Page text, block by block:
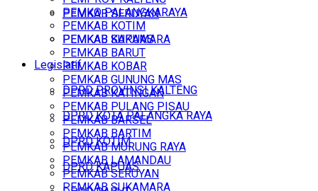
PEMKAB SERUYAN
PEMKAB SUKAMARA
Legislatif
DPRD PROVINSI KALTENG
DPRD KOTA PALANGKA RAYA
DPRD KOTIM
DPRD KAPUAS
PEMKO PALANGKARAYA
PEMKAB KOTIM
PEMKAB KAPUAS
PEMKAB BARUT
PEMKAB KOBAR
PEMKAB GUNUNG MAS
PEMKAB KATINGAN
PEMKAB PULANG PISAU
PEMKAB BARSEL
PEMKAB BARTIM
PEMKAB MURUNG RAYA
PEMKAB LAMANDAU
PEMKAB SERUYAN
PEMKAB SUKAMARA